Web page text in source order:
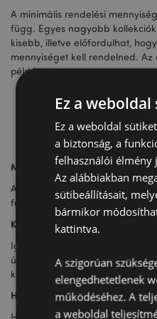
A minimális rendelési
függ. Egyes nagyobb
kisebb, illetve előfordulhat,
mennyiséget kell rendelned.
példát.
Mennyi időbe telik?
A szállítási idő a dizájntól, a
függően változik. További
Különleges címkézést és
Igen, van lehetőség speciális
útmutatóra a gyártás során.
kapcsolatot, csak tudasd
Használhatok saját dizájnt,
Ha egyedi tervezést vagy
Ez a
Ez a weboldal
a biztonság, a
felhasználói élmény
Az alábbiakban
sütibeállításait,
bármikor
kattintva.
A szigorúan
elengedhetetlenek
működéséhez. A
a weboldal